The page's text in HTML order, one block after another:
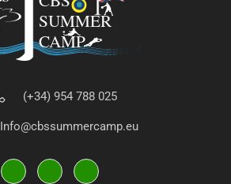
(+34) 954 788 025
Info@cbssummercamp.eu